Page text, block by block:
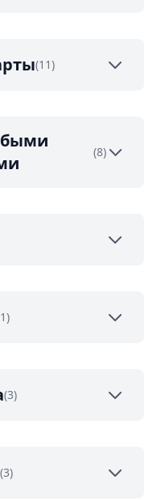
(11)
(8)
(3)
(3)